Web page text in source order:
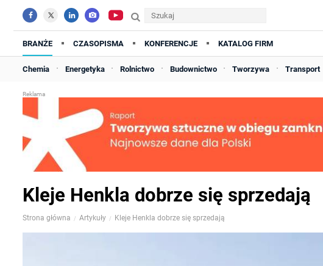
BRANŻE CZASOPISMA KONFERENCJE KATALOG FIRM
Chemia Energetyka Rolnictwo Budownictwo Tworzywa Transport
Kleje Henkla dobrze się sprzedają
Strona główna Artykuły Kleje Henkla dobrze się sprzedają